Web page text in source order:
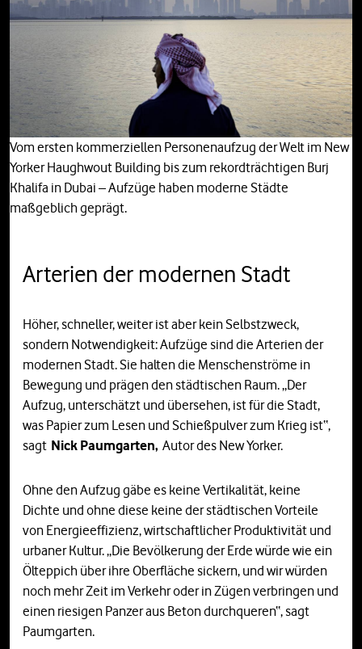
Vom ersten kommerziellen Personenaufzug der Welt im New
Yorker Haughwout Building bis zum rekordträchtigen Burj
Khalifa in Dubai – Aufzüge haben moderne Städte
maßgeblich geprägt.
Arterien der modernen Stadt
Höher, schneller, weiter ist aber kein Selbstzweck,
sondern Notwendigkeit: Aufzüge sind die Arterien der
modernen Stadt. Sie halten die Menschenströme in
Bewegung und prägen den städtischen Raum. „Der
Aufzug, unterschätzt und übersehen, ist für die Stadt,
was Papier zum Lesen und Schießpulver zum Krieg ist“,
sagt Nick Paumgarten, Autor des New Yorker.
Ohne den Aufzug gäbe es keine Vertikalität, keine
Dichte und ohne diese keine der städtischen Vorteile
von Energieeffizienz, wirtschaftlicher Produktivität und
urbaner Kultur. „Die Bevölkerung der Erde würde wie ein
Ölteppich über ihre Oberfläche sickern, und wir würden
noch mehr Zeit im Verkehr oder in Zügen verbringen und
einen riesigen Panzer aus Beton durchqueren“, sagt
Paumgarten.